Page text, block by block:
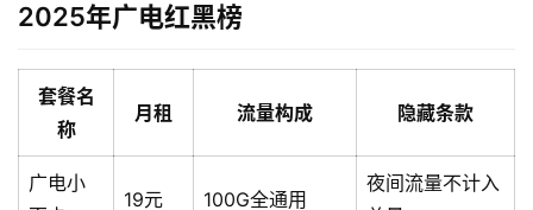
首
2025年广电红黑榜
套餐名
称
月租 流量构成 隐藏条款
广电小
19元 100G全通用
夜间流量不计入